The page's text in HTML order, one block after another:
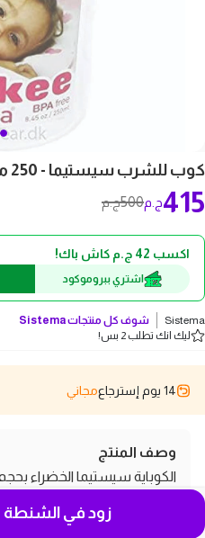
كوب للشرب سيستيما - 250 مللي - أخضر
500ج.م 415ج.م
اكسب 42 ج.م كاش باك!
اشتري ببروموكود
Sistema شوف كل منتجاتSistema
ليك انك تطلب 2 بس!
14 يوم إسترجاع مجاني
وصف المنتج
سواء للشاي، القهوة، أو
زود في الشنطة